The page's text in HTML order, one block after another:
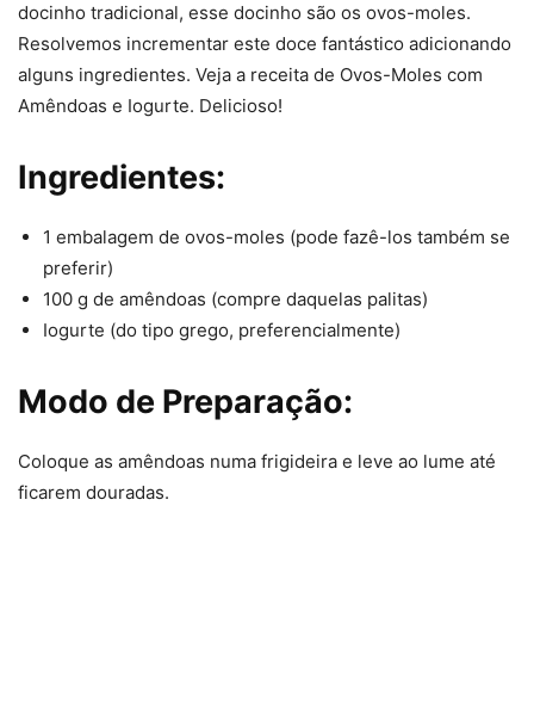
docinho tradicional, esse docinho são os ovos-moles.
Resolvemos incrementar este doce fantástico adicionando
alguns ingredientes. Veja a receita de Ovos-Moles com
Amêndoas e Iogurte. Delicioso!
Ingredientes:
1 embalagem de ovos-moles (pode fazê-los também se
preferir)
100 g de amêndoas (compre daquelas palitas)
Iogurte (do tipo grego, preferencialmente)
Modo de Preparação:
Coloque as amêndoas numa frigideira e leve ao lume até
ficarem douradas.